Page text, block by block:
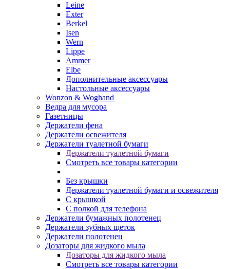
Leine
Exter
Berkel
Isen
Wern
Lippe
Ammer
Elbe
Дополнительные аксессуары
Настольные аксессуары
Wonzon & Woghand
Ведра для мусора
Газетницы
Держатели фена
Держатели освежителя
Держатели туалетной бумаги
Держатели туалетной бумаги
Смотреть все товары категории
Без крышки
Держатели туалетной бумаги и освежителя
С крышкой
С полкой для телефона
Держатели бумажных полотенец
Держатели зубных щеток
Держатели полотенец
Дозаторы для жидкого мыла
Дозаторы для жидкого мыла
Смотреть все товары категории